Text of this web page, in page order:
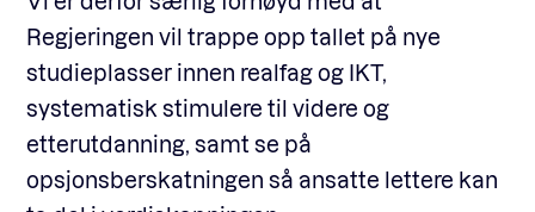
Regjeringen vil trappe opp tallet på nye
studieplasser innen realfag og IKT,
systematisk stimulere til videre og
etterutdanning, samt se på
opsjonsberskatningen så ansatte lettere kan